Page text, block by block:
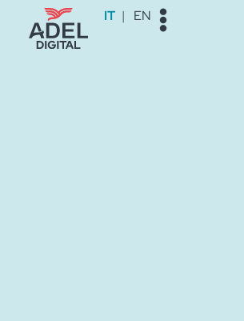
contenuto
IT EN